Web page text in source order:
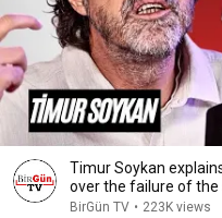
Timur Soykan
over the failure of the
BirGün TV • 223K views